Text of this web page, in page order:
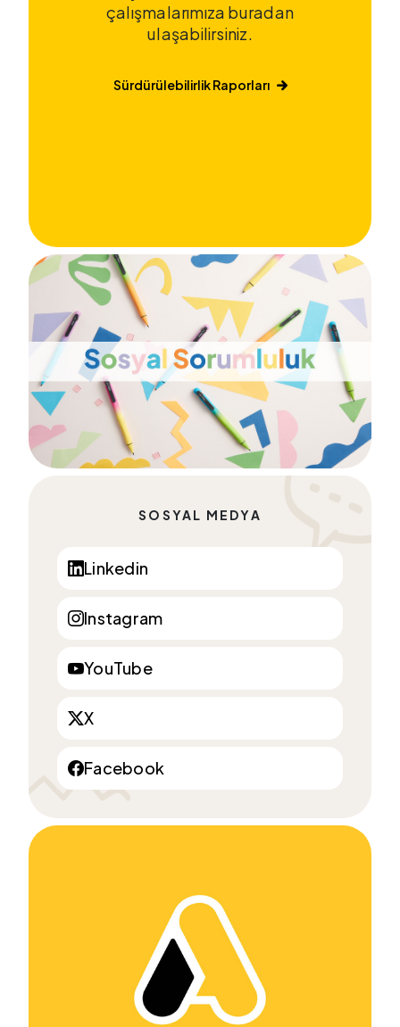
çalışmalarımıza buradan
ulaşabilirsiniz.
Sürdürülebilirlik Raporları
SOSYAL MEDYA
Linkedin
Instagram
YouTube
X
Facebook